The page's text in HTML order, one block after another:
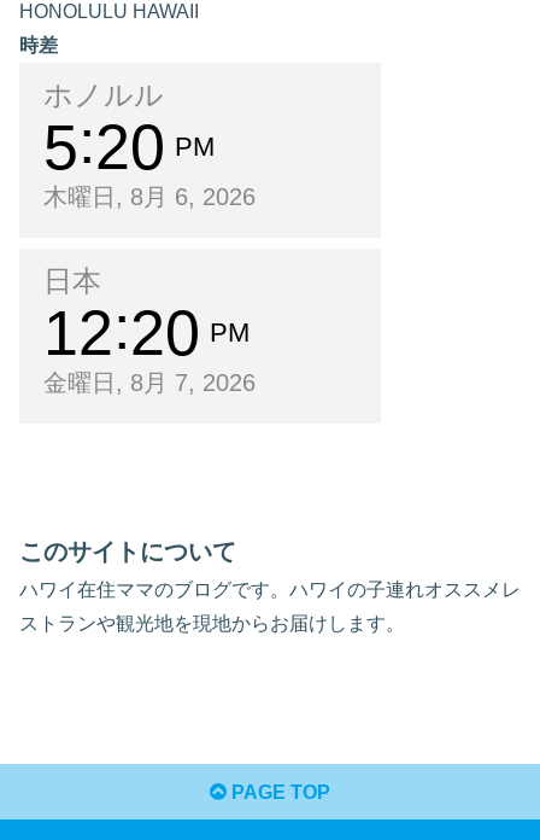
HONOLULU HAWAII
時差
ホノルル
5 20 PM
木曜日, 8月 6, 2026
日本
12 20 PM
金曜日, 8月 7, 2026
このサイトについて
ハワイ在住ママのブログです。ハワイの子連れオススメレ
ストランや観光地を現地からお届けします。
PAGE TOP